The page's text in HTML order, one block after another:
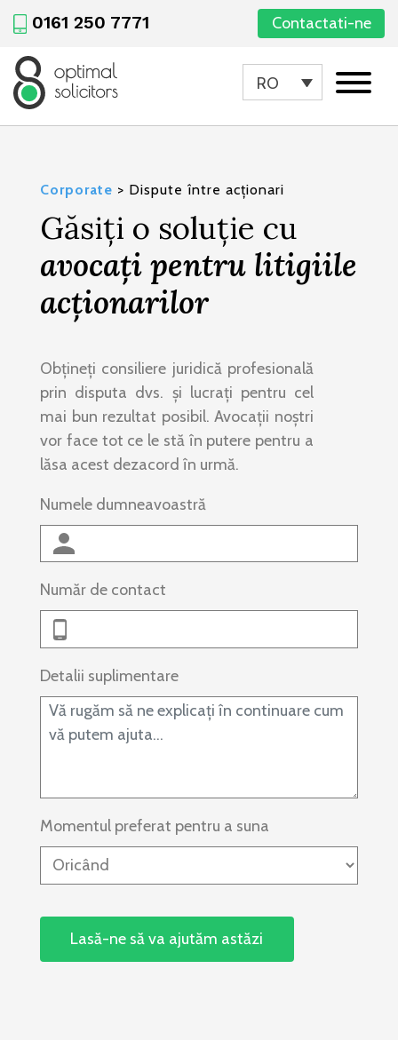
0161 250 7771 Contactati-ne
RO
Corporate > Dispute între acționari
Găsiți o soluție cu
avocați pentru litigiile
acționarilor
Obțineți consiliere juridică profesională
prin disputa dvs. și lucrați pentru cel
mai bun rezultat posibil. Avocații noștri
vor face tot ce le stă în putere pentru a
lăsa acest dezacord în urmă.
Numele dumneavoastră
Număr de contact
Detalii suplimentare
Momentul preferat pentru a suna